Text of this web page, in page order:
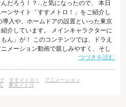
だろう！？...と気になったので、 本日
ンサイト「すすメトロ！」をご紹介し
入や、ホームドアの設置といった東京
介しています。 メインキャラクターに
ん」が！ このコンテンツでは、ドラえ
メーション動画で親しみやすく、そし
動画は4/1から順次公開予定で、本日は
ンサイトにおいては情報量や文章量を
つづきを読む
すすメトロ！
アニメーション
東京メトロ